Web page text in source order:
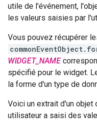
utile de l'événement,
les valeurs saisies par
Vous pouvez récupérer
WIDGET_NAME
spécifié pour le widget.
la forme d'un type de
Voici un extrait d'un objet
utilisateur a saisi des